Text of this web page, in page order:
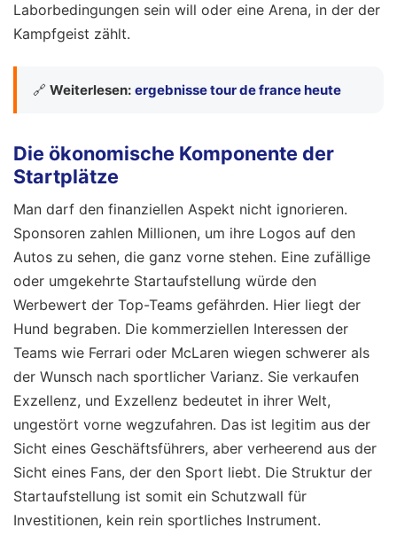
Laborbedingungen sein will oder eine Arena, in der der
Kampfgeist zählt.
🔗 Weiterlesen: ergebnisse tour de france heute
Die ökonomische Komponente der
Startplätze
Man darf den finanziellen Aspekt nicht ignorieren.
Sponsoren zahlen Millionen, um ihre Logos auf den
Autos zu sehen, die ganz vorne stehen. Eine zufällige
oder umgekehrte Startaufstellung würde den
Werbewert der Top-Teams gefährden. Hier liegt der
Hund begraben. Die kommerziellen Interessen der
Teams wie Ferrari oder McLaren wiegen schwerer als
der Wunsch nach sportlicher Varianz. Sie verkaufen
Exzellenz, und Exzellenz bedeutet in ihrer Welt,
ungestört vorne wegzufahren. Das ist legitim aus der
Sicht eines Geschäftsführers, aber verheerend aus der
Sicht eines Fans, der den Sport liebt. Die Struktur der
Startaufstellung ist somit ein Schutzwall für
Investitionen, kein rein sportliches Instrument.